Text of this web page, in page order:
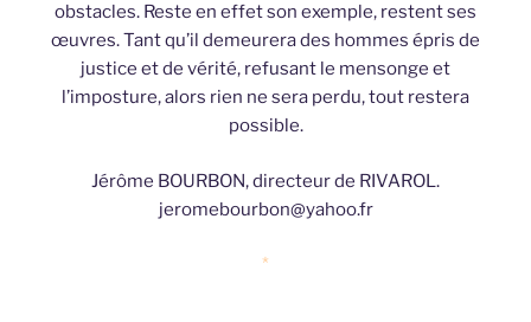
obstacles. Reste en effet son exemple, restent ses
œuvres. Tant qu’il demeurera des hommes épris de
justice et de vérité, refusant le mensonge et
l’imposture, alors rien ne sera perdu, tout restera
possible.
Jérôme BOURBON, directeur de RIVAROL.
jeromebourbon@yahoo.fr
*